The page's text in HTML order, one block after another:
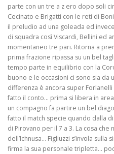
parte con un tre a z ero dopo soli
Cecinato e Brigatti con le reti di
il preludio ad una goleada ed
di squadra così Viscardi, Bellini ed
momentaneo tre pari. Ritorna a
prima frazione ripassa su un bel
tempo parte in equilibrio con la
buono e le occasioni ci sono sia da
differenza è ancora super
fatto il conto… prima si libera in
un compagno fa partire un bel
fatto il match specie quando dalla
di Pirovano per il 7 a 3. La cosa
dell’Ichnusa… Figliuzzi s’invola
firma la sua personale tripletta…